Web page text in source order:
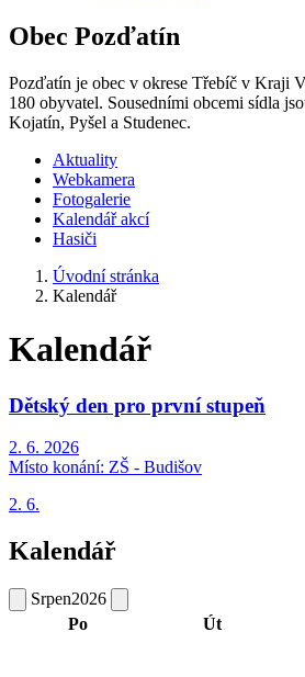
Obec Pozďatín
Pozďatín je obec v okrese Třebíč v Kraji
180 obyvatel. Sousedními obcemi sídla
Kojatín, Pyšel a Studenec.
Aktuality
Webkamera
Fotogalerie
Kalendář akcí
Hasiči
Úvodní stránka
Kalendář
Kalendář
Dětský den pro první stupeň
2. 6. 2026
Místo konání: ZŠ - Budišov
2. 6.
Kalendář
Srpen2026
Po
Út